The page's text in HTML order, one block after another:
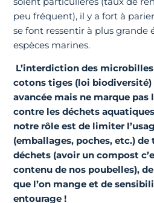
peu fréquent), il y a fort à
se font ressentir à plus grande
espèces marines.
L’interdiction des
cotons tiges (loi biodiversité
avancée mais ne marque
contre les déchets
notre rôle est de limiter
(emballages, poches, etc.)
déchets (avoir un compost
contenu de nos poubelles),
que l’on mange et de
entourage !